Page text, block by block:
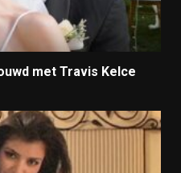
met Travis Kelce